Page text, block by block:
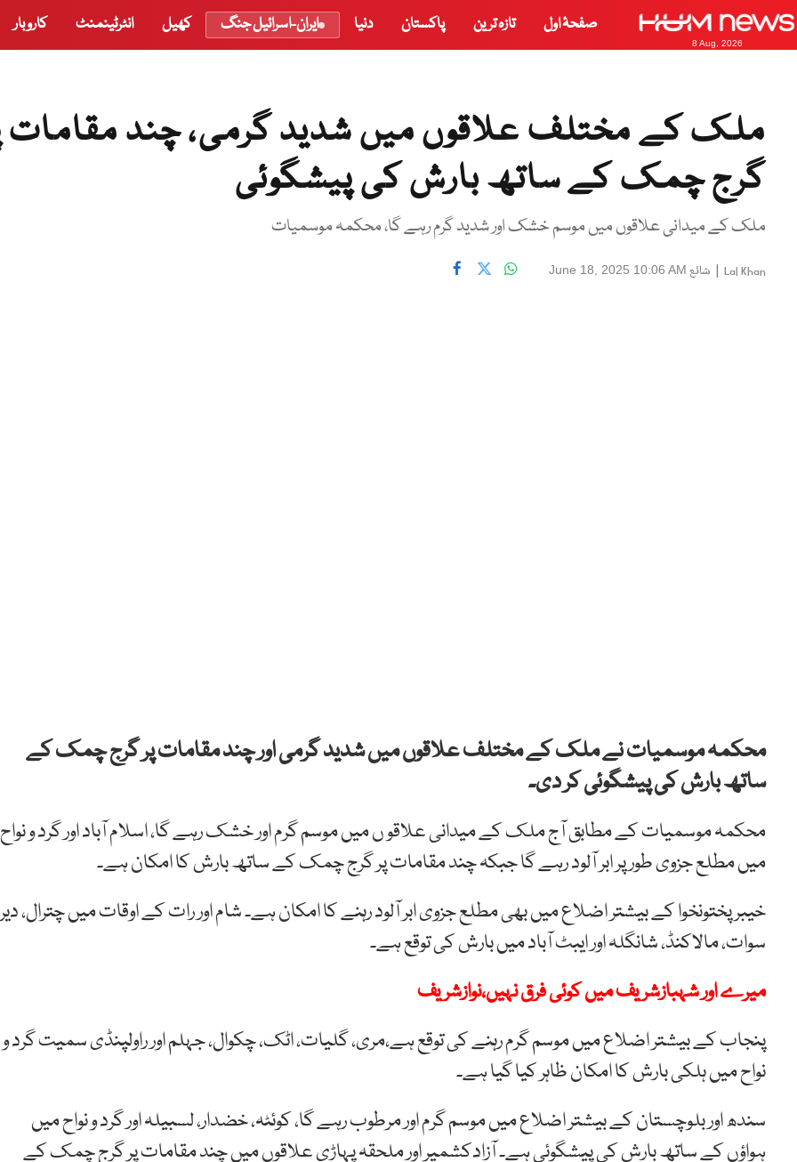
8 Aug, 2026
صفحۂ اول تازہ ترین پاکستان دنیا ایران-اسرائیل جنگ کھیل انٹرٹینمنٹ کاروبار
ملک کے مختلف علاقوں میں شدید گرمی، چند مقامات
گرج چمک کے ساتھ بارش کی پیشگوئی
ملک کے میدانی علاقوں میں موسم خشک اور شدید گرم رہے گا، محکمہ موسمیات
Lal Khan
| شائع June 18, 2025 10:06 AM
محکمہ موسمیات نے ملک کے مختلف علاقوں میں شدید گرمی اور چند مقامات پر گرج چمک کے
ساتھ بارش کی پیشگوئی کر دی۔
محکمہ موسمیات کے مطابق آج ملک کے میدانی علاقو ں میں موسم گرم اور خشک رہے گا، اسلام آباد اور گرد و نواح
میں مطلع جزوی طور پر ابر آلود رہے گا جبکہ چند مقامات پر گرج چمک کے ساتھ بارش کا امکان ہے۔
خیبر پختونخوا کے بیشتر اضلاع میں بھی مطلع جزوی ابر آلود رہنے کا امکان ہے۔ شام اور رات کے اوقات میں چترال،
سوات، مالاکنڈ، شانگلہ اور ایبٹ آباد میں بارش کی توقع ہے۔
میرے اور شہبازشریف میں کوئی فرق نہیں،نوازشریف
پنجاب کے بیشتر اضلاع میں موسم گرم رہنے کی توقع ہے،مری، گلیات، اٹک، چکوال، جہلم اور راولپنڈی سمیت گرد و
نواح میں ہلکی بارش کا امکان ظاہر کیا گیا ہے۔
سندھ اور بلوچستان کے بیشتر اضلاع میں موسم گرم اور مرطوب رہے گا، کوئٹہ، خضدار، لسبیلہ اور گرد و نواح میں
ہواؤں کے ساتھ بارش کی پیشگوئی ہے۔ آزادکشمیر اور ملحقہ پہاڑی علاقوں میں چند مقامات پر گرج چمک کے